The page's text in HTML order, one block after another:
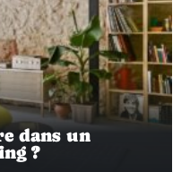
dans un
?